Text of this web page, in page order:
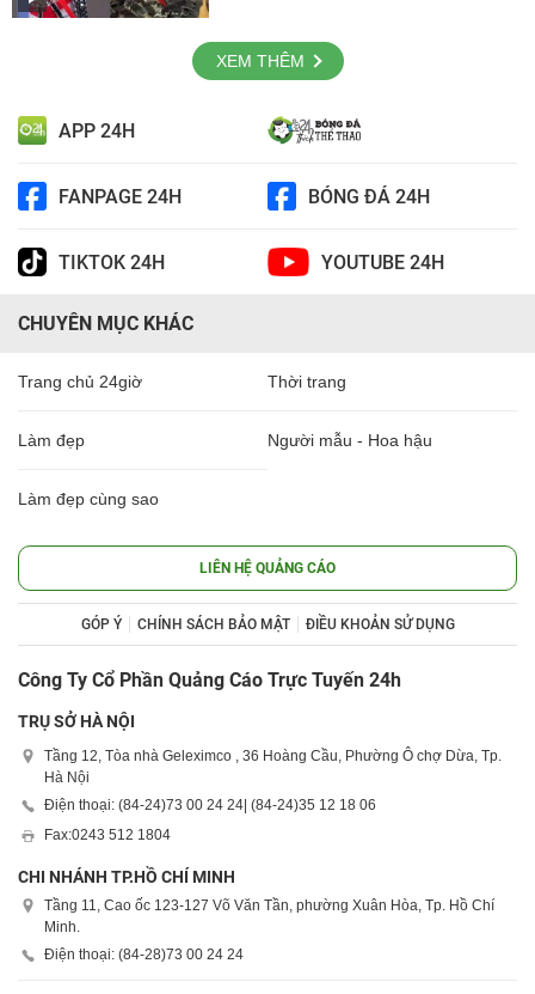
XEM THÊM
APP 24H
FANPAGE 24H BÓNG ĐÁ 24H
TIKTOK 24H YOUTUBE 24H
CHUYÊN MỤC KHÁC
Trang chủ 24giờ Thời trang
Làm đẹp Người mẫu - Hoa hậu
Làm đẹp cùng sao
LIÊN HỆ QUẢNG CÁO
GÓP Ý CHÍNH SÁCH BẢO MẬT ĐIỀU KHOẢN SỬ DỤNG
Công Ty Cổ Phần Quảng Cáo Trực Tuyến 24h
TRỤ SỞ HÀ NỘI
Tầng 12, Tòa nhà Geleximco , 36 Hoàng Cầu, Phường Ô chợ Dừa, Tp.
Hà Nội
Điện thoại: (84-24)73 00 24 24 | (84-24)35 12 18 06
Fax:0243 512 1804
CHI NHÁNH TP.HỒ CHÍ MINH
Tầng 11, Cao ốc 123-127 Võ Văn Tần, phường Xuân Hòa, Tp. Hồ Chí
Minh.
Điện thoại: (84-28)73 00 24 24